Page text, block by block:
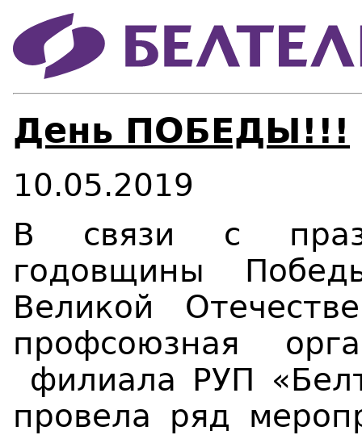
День ПОБЕДЫ!!!
10.05.2019
В связи с
годовщины
Великой
профсоюзная
филиала РУП
провела ряд